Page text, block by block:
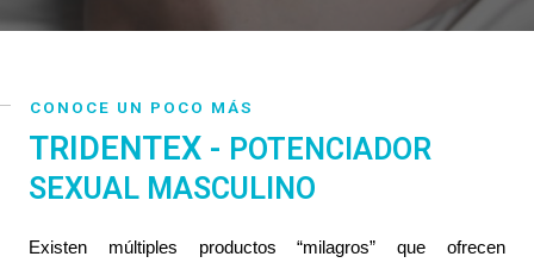
CONOCE UN POCO MÁS
TRIDENTEX - POTENCIADOR
SEXUAL MASCULINO
Existen múltiples productos “milagros” que ofrecen